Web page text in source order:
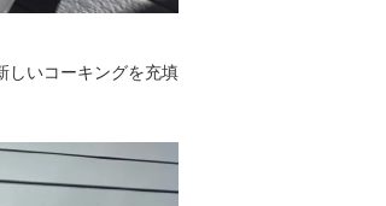
しいコーキングを充填